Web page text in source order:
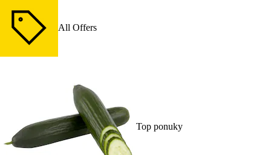
All Offers
Top ponuky